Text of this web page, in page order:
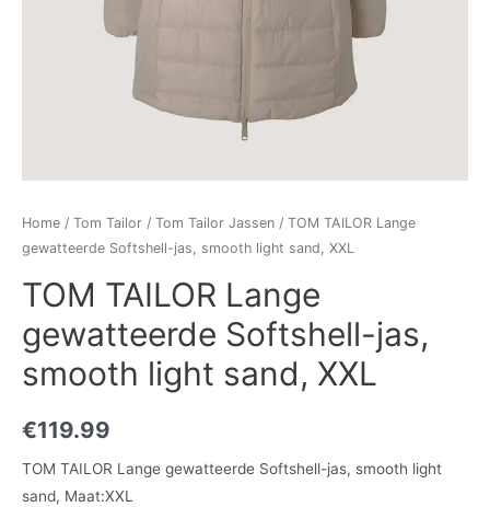
Home / Tom Tailor / Tom Tailor Jassen / TOM TAILOR Lange
gewatteerde Softshell-jas, smooth light sand, XXL
TOM TAILOR Lange
gewatteerde Softshell-jas,
smooth light sand, XXL
€119.99
TOM TAILOR Lange gewatteerde Softshell-jas, smooth light
sand, Maat:XXL